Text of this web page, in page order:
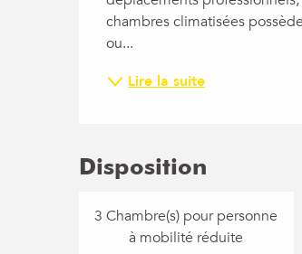
chambres climatisées
ou...
Lire la suite
Disposition
3 Chambre(s) pour personne
à mobilité réduite